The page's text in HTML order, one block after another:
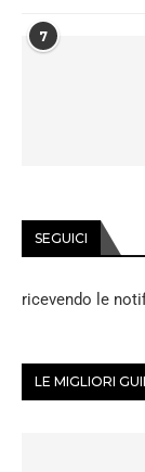
7
SEGUICI
ricevendo le
LE MIGLIORI